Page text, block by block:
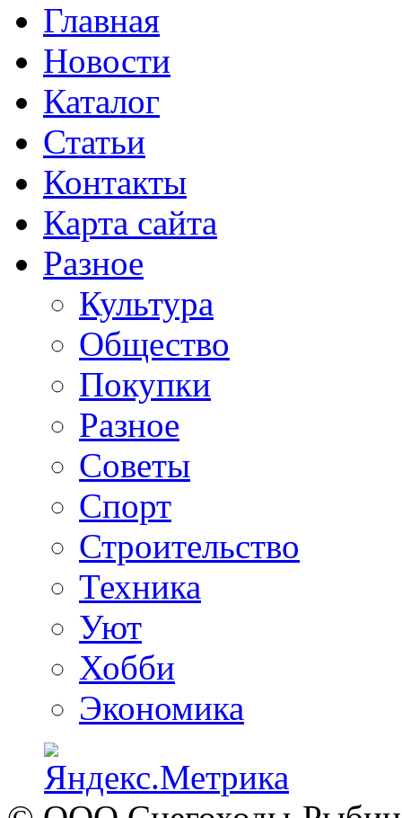
Главная
Новости
Каталог
Статьи
Контакты
Карта сайта
Разное
Культура
Общество
Покупки
Разное
Советы
Спорт
Строительство
Техника
Уют
Хобби
Экономика